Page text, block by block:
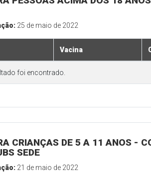
25 de maio de 2022
Vacina
foi encontrado.
CRIANÇAS DE 5 A 11 ANOS -
SEDE
21 de maio de 2022